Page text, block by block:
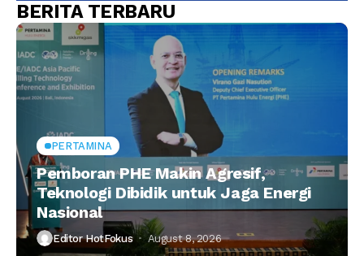
BERITA TERBARU
PERTAMINA
Pemboran PHE Makin Agresif,
Teknologi Dibidik untuk Jaga Energi
Nasional
Editor HotFokus August 8, 2026